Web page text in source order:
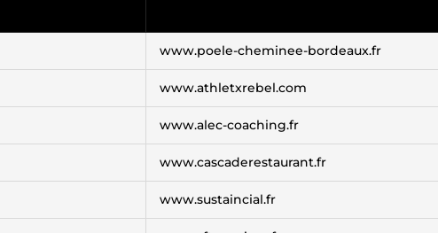
www.poele-cheminee-bordeaux.fr
www.athletxrebel.com
www.alec-coaching.fr
www.cascaderestaurant.fr
www.sustaincial.fr